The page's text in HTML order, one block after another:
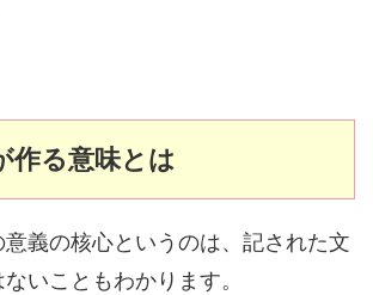
作る意味とは
義の核心というのは、記された文
いこともわかります。